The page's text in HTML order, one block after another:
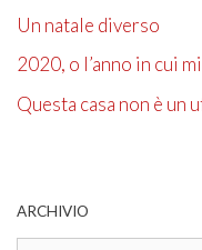
Un natale diverso
2020, o l’anno in cui
Questa casa non è un
ARCHIVIO